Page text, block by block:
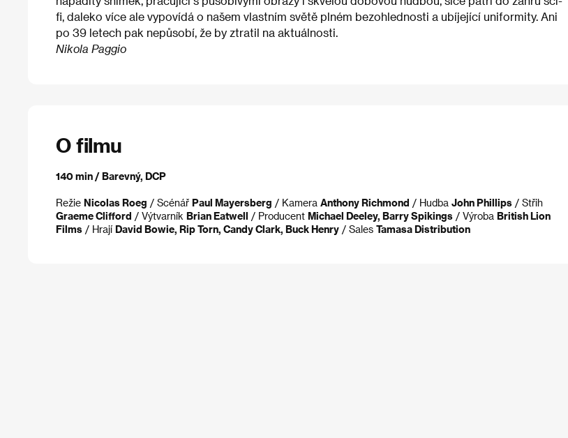
fi, daleko více ale vypovídá o našem vlastním světě plném bezohlednosti a ubíjející uniformity. Ani
po 39 letech pak nepůsobí, že by ztratil na aktuálnosti.
Nikola Paggio
O filmu
140 min / Barevný, DCP
Režie Nicolas Roeg / Scénář Paul Mayersberg / Kamera Anthony Richmond / Hudba John Phillips / Střih
Graeme Clifford / Výtvarník Brian Eatwell / Producent Michael Deeley, Barry Spikings / Výroba British Lion
Films / Hrají David Bowie, Rip Torn, Candy Clark, Buck Henry / Sales Tamasa Distribution